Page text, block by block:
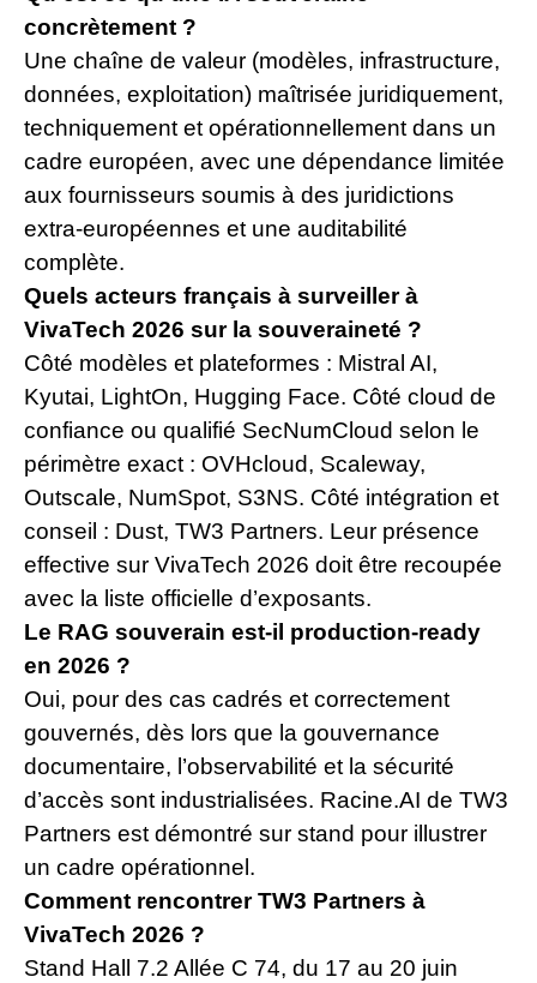
concrètement ?
Une chaîne de valeur (modèles, infrastructure,
données, exploitation) maîtrisée juridiquement,
techniquement et opérationnellement dans un
cadre européen, avec une dépendance limitée
aux fournisseurs soumis à des juridictions
extra-européennes et une auditabilité
complète.
Quels acteurs français à surveiller à
VivaTech 2026 sur la souveraineté ?
Côté modèles et plateformes : Mistral AI,
Kyutai, LightOn, Hugging Face. Côté cloud de
confiance ou qualifié SecNumCloud selon le
périmètre exact : OVHcloud, Scaleway,
Outscale, NumSpot, S3NS. Côté intégration et
conseil : Dust, TW3 Partners. Leur présence
effective sur VivaTech 2026 doit être recoupée
avec la liste officielle d’exposants.
Le RAG souverain est-il production-ready
en 2026 ?
Oui, pour des cas cadrés et correctement
gouvernés, dès lors que la gouvernance
documentaire, l’observabilité et la sécurité
d’accès sont industrialisées. Racine.AI de TW3
Partners est démontré sur stand pour illustrer
un cadre opérationnel.
Comment rencontrer TW3 Partners à
VivaTech 2026 ?
Stand Hall 7.2 Allée C 74, du 17 au 20 juin